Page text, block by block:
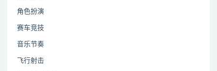
角色扮演
赛车竞技
音乐节奏
飞行射击